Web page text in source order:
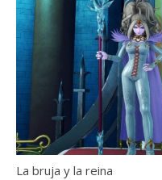
La bruja y la reina